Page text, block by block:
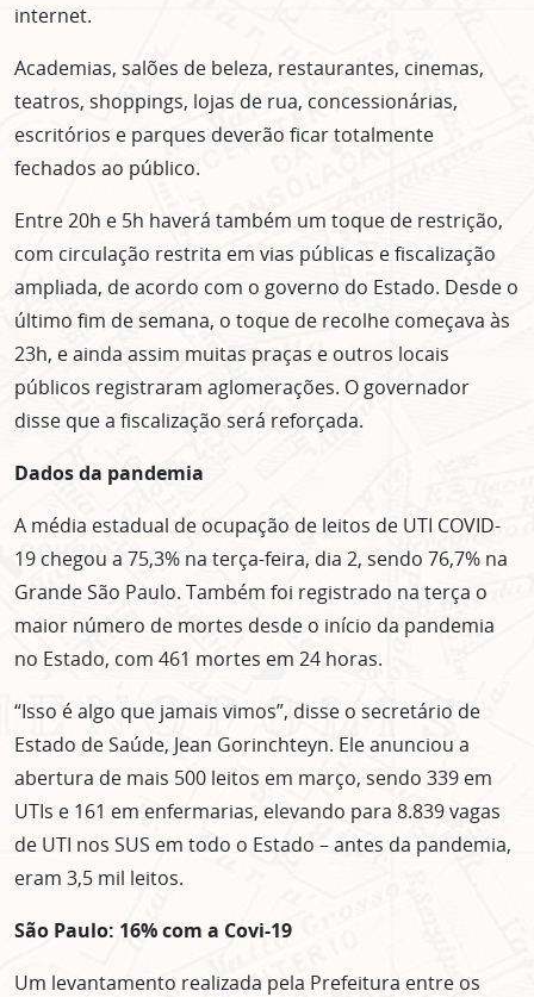
internet.
Academias, salões de beleza, restaurantes, cinemas,
teatros, shoppings, lojas de rua, concessionárias,
escritórios e parques deverão ficar totalmente
fechados ao público.
Entre 20h e 5h haverá também um toque de restrição,
com circulação restrita em vias públicas e fiscalização
ampliada, de acordo com o governo do Estado. Desde o
último fim de semana, o toque de recolhe começava às
23h, e ainda assim muitas praças e outros locais
públicos registraram aglomerações. O governador
disse que a fiscalização será reforçada.
Dados da pandemia
A média estadual de ocupação de leitos de UTI COVID-
19 chegou a 75,3% na terça-feira, dia 2, sendo 76,7% na
Grande São Paulo. Também foi registrado na terça o
maior número de mortes desde o início da pandemia
no Estado, com 461 mortes em 24 horas.
“Isso é algo que jamais vimos”, disse o secretário de
Estado de Saúde, Jean Gorinchteyn. Ele anunciou a
abertura de mais 500 leitos em março, sendo 339 em
UTIs e 161 em enfermarias, elevando para 8.839 vagas
de UTI nos SUS em todo o Estado – antes da pandemia,
eram 3,5 mil leitos.
São Paulo: 16% com a Covi-19
Um levantamento realizada pela Prefeitura entre os